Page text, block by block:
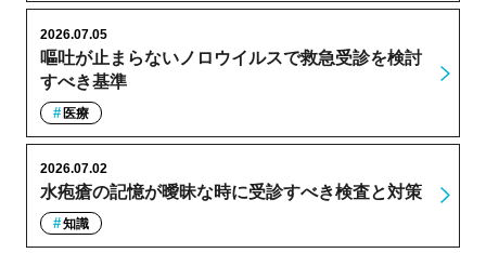
嘔吐が止まらないノロウイルスで救急受診を検討
すべき基準
2026.07.05
医療
水疱瘡の記憶が曖昧な時に受診すべき検査と対策
2026.07.02
知識